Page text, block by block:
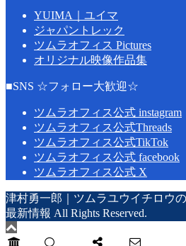
YUIMA｜ユイマ
ジャパントレック
ツムラオフィス Pictures
オリジナル映像作品集
■SNS ☆フォロー大歓迎☆
ツムラオフィス公式 instagram
ツムラオフィス公式Threads
ツムラオフィス公式TikTok
ツムラオフィス公式 facebook
ツムラオフィス公式 X
津村勇一郎｜ツムラユウイチロウ
最新情報 All Rights Reserved.